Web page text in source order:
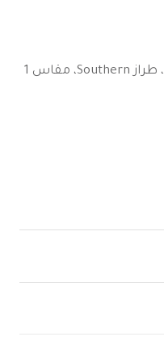
سدادة فتحة تنظيف غاطسة من النحاس الأصفر برأس مربع منخفض، طراز Southern، مقاس 1